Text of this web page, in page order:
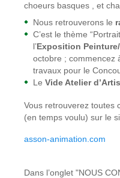
choeurs basques , et
Nous retrouverons le
C’est le thème
l’Exposition
octobre ; commencez
travaux pour le
Le Vide Atelier
Vous retrouverez toutes
(en temps voulu) sur le
asson-animation.com
Dans l’onglet "NOUS